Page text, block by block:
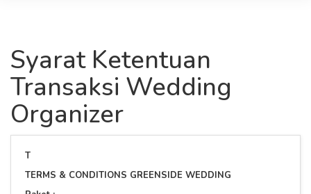
Syarat Ketentuan
Transaksi Wedding
Organizer
T
TERMS & CONDITIONS GREENSIDE WEDDING